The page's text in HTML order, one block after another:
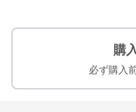
購
必ず購入